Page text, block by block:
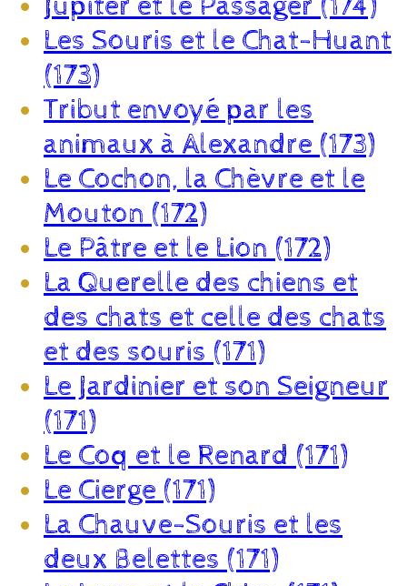
Les Souris et le Chat-Huant
(173)
Tribut envoyé par les
animaux à Alexandre (173)
Le Cochon, la Chèvre et le
Mouton (172)
Le Pâtre et le Lion (172)
La Querelle des chiens et
des chats et celle des chats
et des souris (171)
Le Jardinier et son Seigneur
(171)
Le Coq et le Renard (171)
Le Cierge (171)
La Chauve-Souris et les
deux Belettes (171)